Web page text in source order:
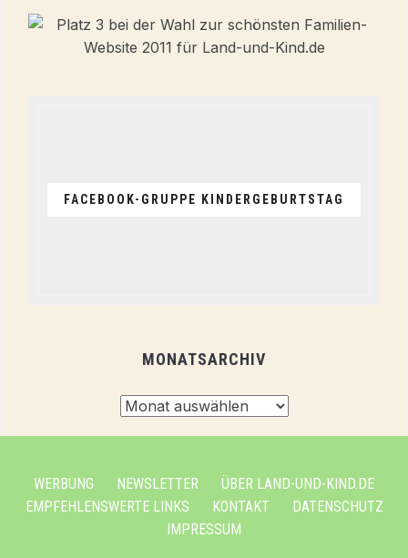
FACEBOOK-GRUPPE KINDERGEBURTSTAG
MONATSARCHIV
WERBUNG NEWSLETTER
ÜBER LAND-UND-KIND.DE
EMPFEHLENSWERTE LINKS
KONTAKT
DATENSCHUTZ
IMPRESSUM